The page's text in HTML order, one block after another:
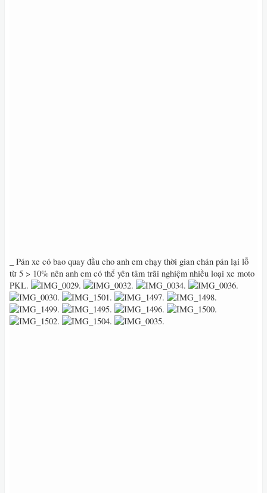
_ Pán xe có bao quay đầu cho anh em chạy thời gian chán pán lại lỗ
từ 5 > 10% nên anh em có thể yên tâm trãi nghiệm nhiều loại xe moto
PKL‭.